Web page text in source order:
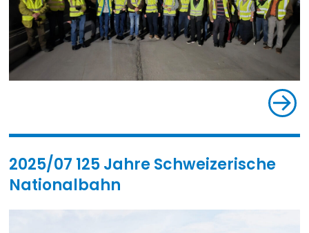
2025/07 125 Jahre Schweizerische
Nationalbahn